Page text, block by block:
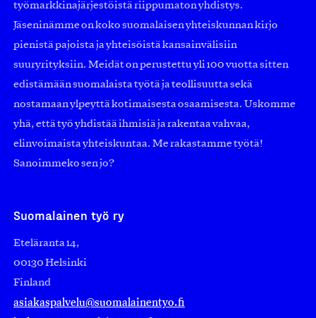
työmarkkinajärjestöistä riippumaton yhdistys.
Jäseninämme on koko suomalaisen yhteiskunnan kirjo
pienistä pajoista ja yhteisöistä kansainvälisiin
suuryrityksiin. Meidät on perustettu yli 100 vuotta sitten
edistämään suomalaista työtä ja teollisuutta sekä
nostamaan ylpeyttä kotimaisesta osaamisesta. Uskomme
yhä, että työ yhdistää ihmisiä ja rakentaa vahvaa,
elinvoimaista yhteiskuntaa. Me rakastamme työtä!
Sanoimmeko sen jo?
Suomalainen työ ry
Eteläranta 14,
00130 Helsinki
Finland
asiakaspalvelu@suomalainentyo.fi